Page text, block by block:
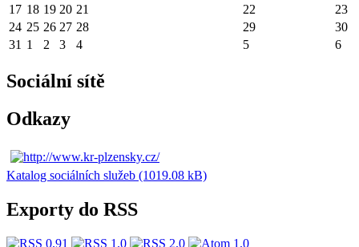
17 18 19 20 21 22
23
24 25 26 27 28 29
30
31 1 2 3 4 5 6
Sociální sítě
Odkazy
Katalog sociálních služeb (1019.08 kB)
Exporty do RSS